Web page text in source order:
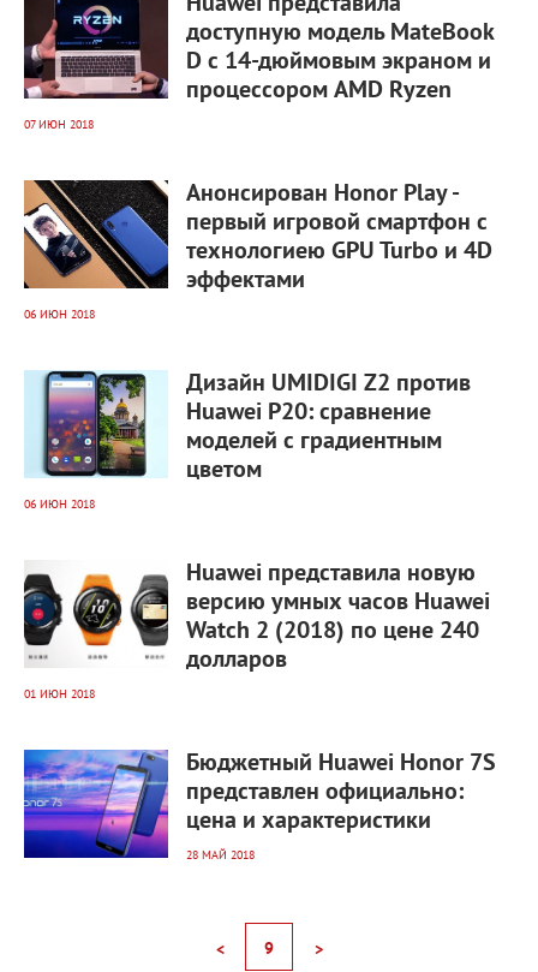
доступную модель MateBook
D с 14-дюймовым экраном и
процессором AMD Ryzen
07 ИЮН 2018
Анонсирован Honor Play -
первый игровой смартфон с
технологиею GPU Turbo и 4D
эффектами
06 ИЮН 2018
Дизайн UMIDIGI Z2 против
Huawei P20: сравнение
моделей с градиентным
цветом
06 ИЮН 2018
Huawei представила новую
версию умных часов Huawei
Watch 2 (2018) по цене 240
долларов
01 ИЮН 2018
Бюджетный Huawei Honor 7S
представлен официально:
цена и характеристики
28 МАЙ 2018
< 9 >